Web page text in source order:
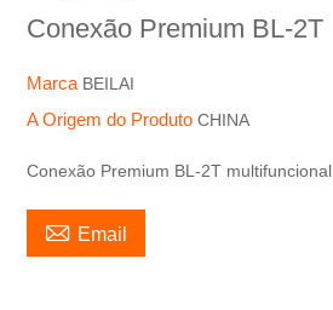
Conexão Premium BL-2T
Marca BEILAI
A Origem do ProdutoCHINA
Conexão Premium BL-2T multifuncional
 Email